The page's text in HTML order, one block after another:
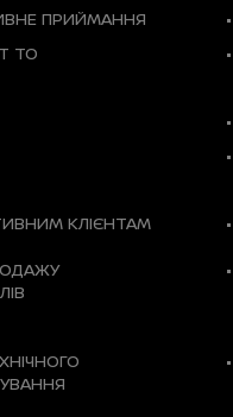
ПРИЙМАННЯ
ТО
КЛІЄНТАМ